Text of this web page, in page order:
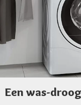
Een was-